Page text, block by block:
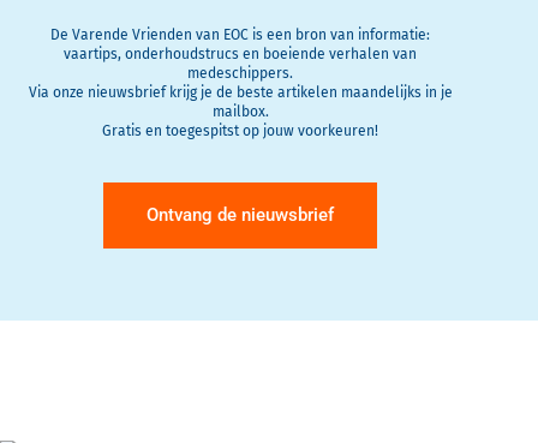
De Varende Vrienden van EOC is een bron van informatie:
vaartips, onderhoudstrucs en boeiende verhalen van
medeschippers.
Via onze nieuwsbrief krijg je de beste artikelen maandelijks in je
mailbox.
Gratis en toegespitst op jouw voorkeuren!
Ontvang de nieuwsbrief